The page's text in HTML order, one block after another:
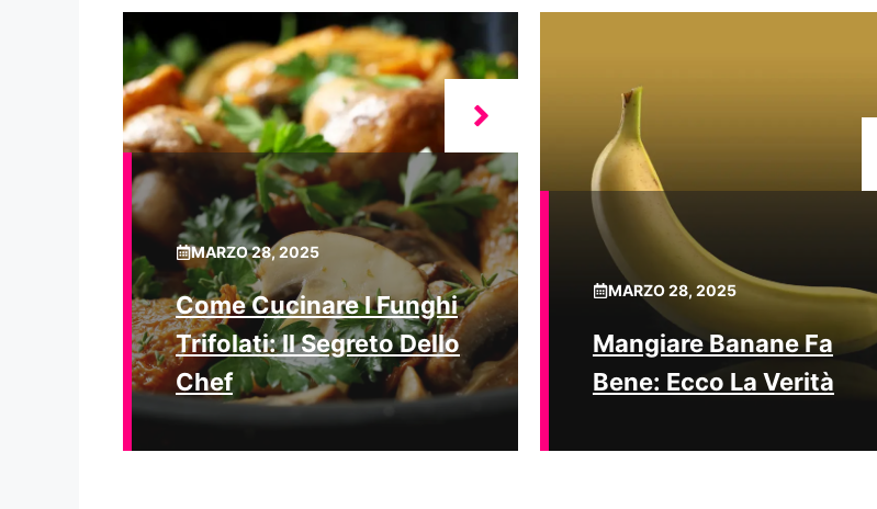
MARZO 28, 2025
Come Cucinare I Funghi
Trifolati: Il Segreto Dello
Chef
MARZO 28, 2025
Mangiare Banane Fa
Bene: Ecco La Verità